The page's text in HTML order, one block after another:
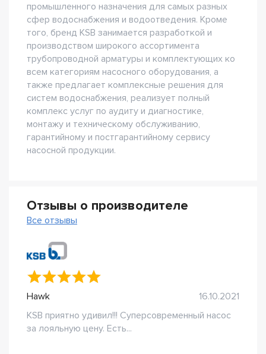
промышленного назначения для самых разных
сфер водоснабжения и водоотведения. Кроме
того, бренд KSB занимается разработкой и
производством широкого ассортимента
трубопроводной арматуры и комплектующих ко
всем категориям насосного оборудования, а
также предлагает комплексные решения для
систем водоснабжения, реализует полный
комплекс услуг по аудиту и диагностике,
монтажу и техническому обслуживанию,
гарантийному и постгарантийному сервису
насосной продукции.
Отзывы о производителе
Все отзывы
Hawk
16.10.2021
KSB приятно удивил!!! Суперсовременный насос
за лояльную цену. Есть...